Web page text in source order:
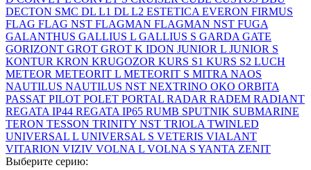
DECTON SMC DL L1 DL L2 ESTETICA EVERON FIRMUS
FLAG FLAG NST FLAGMAN FLAGMAN NST FUGA
GALANTHUS GALLIUS L GALLIUS S GARDA GATE
GORIZONT GROT GROT K IDON JUNIOR L JUNIOR S
KONTUR KRON KRUGOZOR KURS S1 KURS S2 LUCH
METEOR METEORIT L METEORIT S MITRA NAOS
NAUTILUS NAUTILUS NST NEXTRINO OKO ORBITA
PASSAT PILOT POLET PORTAL RADAR RADEM RADIANT
REGATA IP44 REGATA IP65 RUMB SPUTNIK SUBMARINE
TERON TESSON TRINITY NST TRIOLA TWINLED
UNIVERSAL L UNIVERSAL S VETERIS VIALANT
VITARION VIZIV VOLNA L VOLNA S YANTA ZENIT
Выберите серию: